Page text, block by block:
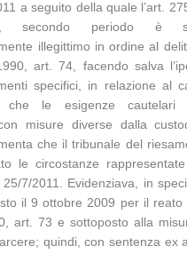
a seguito della quale l’art.
secondo periodo è
illegittimo in ordine al
art. 74, facendo salva
specifici, in relazione al
che le esigenze cautelari
misure diverse dalla
che il tribunale del
le circostanze
7/2011. Evidenziava, in
il 9 ottobre 2009 per il reato
art. 73 e sottoposto alla
quindi, con sentenza ex